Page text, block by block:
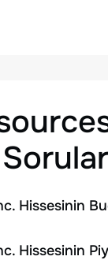
Hissesinin
Hissesinin